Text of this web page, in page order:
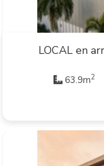
LOCAL en
63.9m2